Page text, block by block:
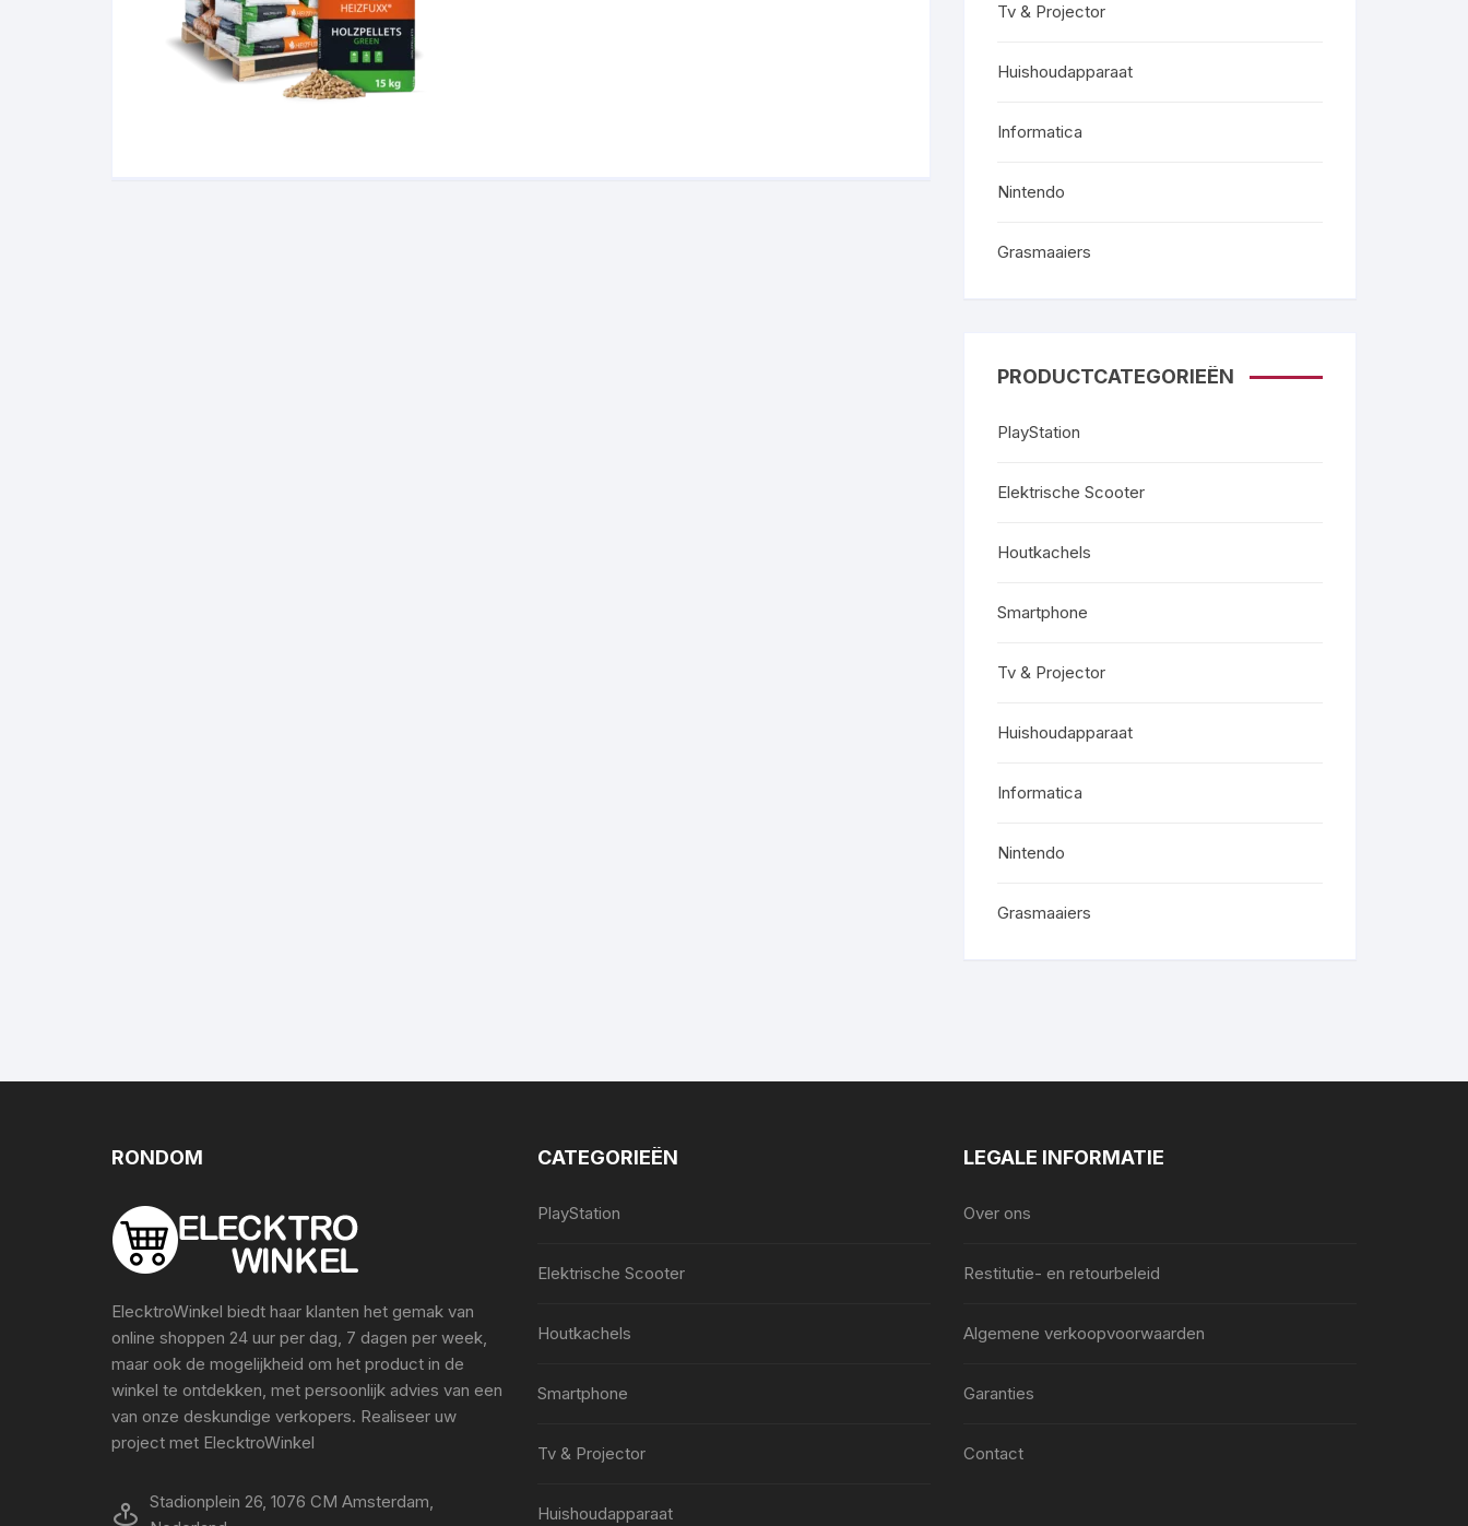
Tv & Projector
Huishoudapparaat
Informatica
Nintendo
Grasmaaiers
PRODUCTCATEGORIEËN
PlayStation
Elektrische Scooter
Houtkachels
Smartphone
Tv & Projector
Huishoudapparaat
Informatica
Nintendo
Grasmaaiers
RONDOM
ElecktroWinkel biedt haar klanten het gemak van
online shoppen 24 uur per dag, 7 dagen per week,
maar ook de mogelijkheid om het product in de
winkel te ontdekken, met persoonlijk advies van een
van onze deskundige verkopers. Realiseer uw
project met ElecktroWinkel
Stadionplein 26, 1076 CM Amsterdam,
CATEGORIEËN
PlayStation
Elektrische Scooter
Houtkachels
Smartphone
Tv & Projector
Huishoudapparaat
LEGALE INFORMATIE
Over ons
Restitutie- en retourbeleid
Algemene verkoopvoorwaarden
Garanties
Contact